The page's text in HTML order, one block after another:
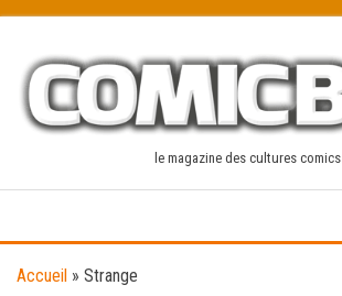
content
le magazine des cultures comics
Accueil » Strange